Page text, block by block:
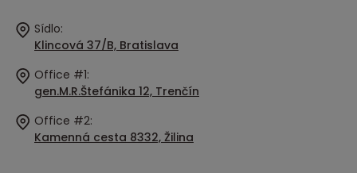
Sídlo:
Klincová 37/B, Bratislava
Office #1:
gen.M.R.Štefánika 12, Trenčín
Office #2:
Kamenná cesta 8332, Žilina